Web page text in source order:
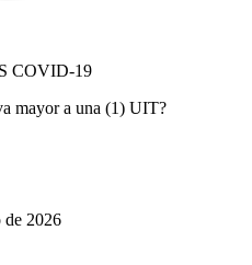
COVID-19
mayor a una (1) UIT?
de 2026